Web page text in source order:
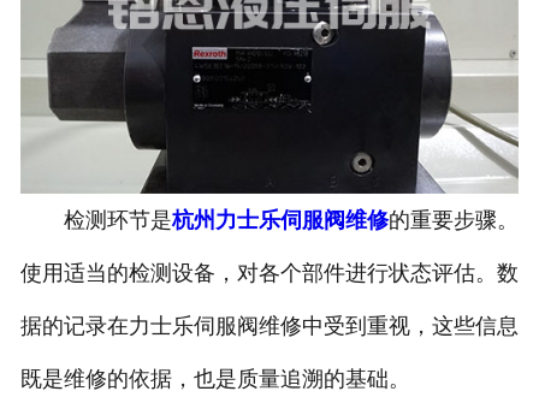
检测环节是杭州力士乐伺服阀维修的重要步骤。
使用适当的检测设备，对各个部件进行状态评估。数
据的记录在力士乐伺服阀维修中受到重视，这些信息
既是维修的依据，也是质量追溯的基础。